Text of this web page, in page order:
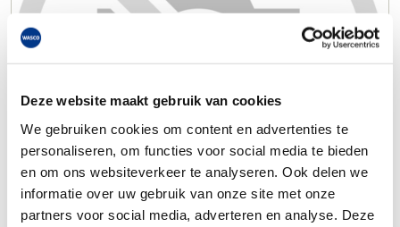
Deze website maakt gebruik van cookies
We gebruiken cookies om content en advertenties te
personaliseren, om functies voor social media te bieden
en om ons websiteverkeer te analyseren. Ook delen we
informatie over uw gebruik van onze site met onze
partners voor social media, adverteren en analyse. Deze